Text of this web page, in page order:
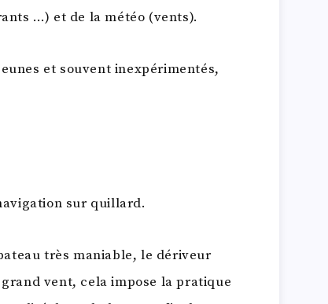
…) et de la météo (vents).
et souvent inexpérimentés,
sur quillard.
très maniable, le dériveur
vent, cela impose la pratique